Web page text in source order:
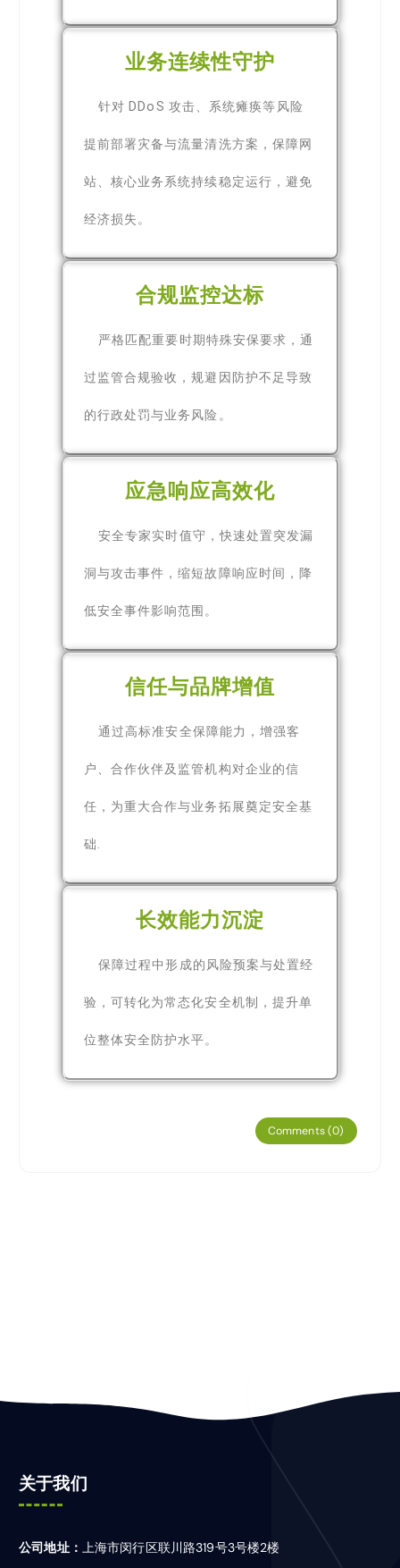
业务连续性守护
针对 DDoS 攻击、系统瘫痪等风险
提前部署灾备与流量清洗方案，保障网
站、核心业务系统持续稳定运行，避免
经济损失。
合规监控达标
严格匹配重要时期特殊安保要求，通
过监管合规验收，规避因防护不足导致
的行政处罚与业务风险。
应急响应高效化
安全专家实时值守，快速处置突发漏
洞与攻击事件，缩短故障响应时间，降
低安全事件影响范围。
信任与品牌增值
通过高标准安全保障能力，增强客
户、合作伙伴及监管机构对企业的信
任，为重大合作与业务拓展奠定安全基
础.
长效能力沉淀
保障过程中形成的风险预案与处置经
验，可转化为常态化安全机制，提升单
位整体安全防护水平。
Comments (0)
关于我们
公司地址： 上海市闵行区联川路319号3号楼2楼